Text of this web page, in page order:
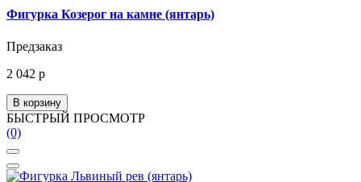
Фигурка Козерог на камне (янтарь)
Предзаказ
2 042 р
В корзину
БЫСТРЫЙ ПРОСМОТР
(0)